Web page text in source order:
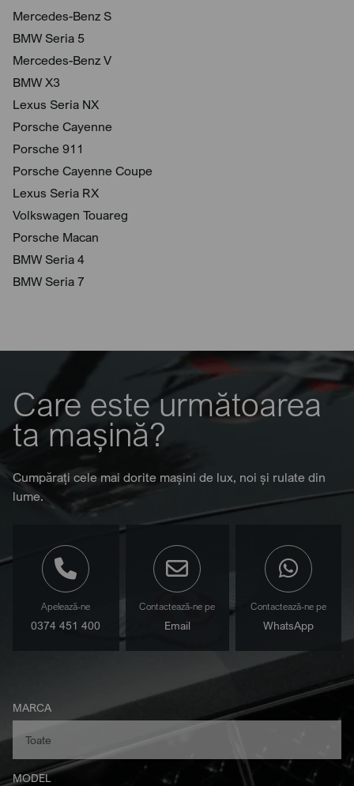
Mercedes-Benz S
BMW Seria 5
Mercedes-Benz V
BMW X3
Lexus Seria NX
Porsche Cayenne
Porsche 911
Porsche Cayenne Coupe
Lexus Seria RX
Volkswagen Touareg
Porsche Macan
BMW Seria 4
BMW Seria 7
Care este următoarea
ta mașină?
Cumpărați cele mai dorite mașini de lux, noi și rulate din
lume.
Apelează-ne
0374 451 400
Contactează-ne pe
Email
Contactează-ne pe
WhatsApp
MARCA
MODEL